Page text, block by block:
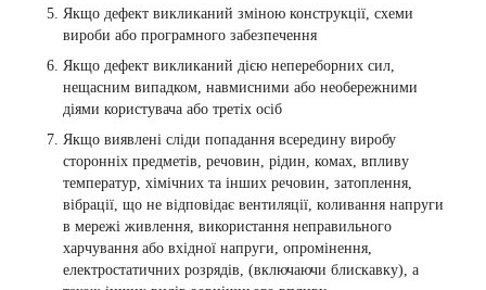
Якщо дефект викликаний зміною конструкції, схеми
вироби або програмного забезпечення
Якщо дефект викликаний дією непереборних сил,
нещасним випадком, навмисними або необережними
діями користувача або третіх осіб
Якщо виявлені сліди попадання всередину виробу
сторонніх предметів, речовин, рідин, комах, впливу
температур, хімічних та інших речовин, затоплення,
вібрації, що не відповідає вентиляції, коливання напруги
в мережі живлення, використання неправильного
харчування або вхідної напруги, опромінення,
електростатичних розрядів, (включаючи блискавку), а